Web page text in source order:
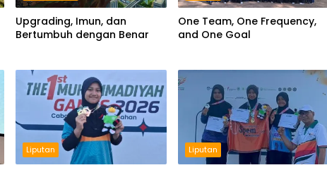
Upgrading, Imun, dan
Bertumbuh dengan Benar
One Team, One Frequency,
and One Goal
Liputan Liputan